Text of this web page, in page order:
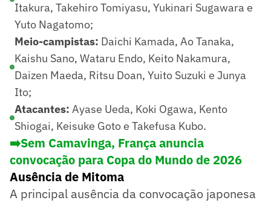
Itakura, Takehiro Tomiyasu, Yukinari Sugawara e
Yuto Nagatomo;
Meio-campistas: Daichi Kamada, Ao Tanaka,
Kaishu Sano, Wataru Endo, Keito Nakamura,
Daizen Maeda, Ritsu Doan, Yuito Suzuki e Junya
Ito;
Atacantes: Ayase Ueda, Koki Ogawa, Kento
Shiogai, Keisuke Goto e Takefusa Kubo.
➡️Sem Camavinga, França anuncia
convocação para Copa do Mundo de 2026
Ausência de Mitoma
A principal ausência da convocação japonesa